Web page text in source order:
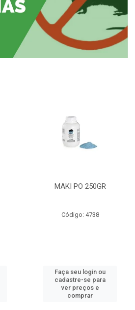
MAKI PO 250GR
Código: 4738
Faça seu login ou
cadastre-se para
ver preços e
comprar